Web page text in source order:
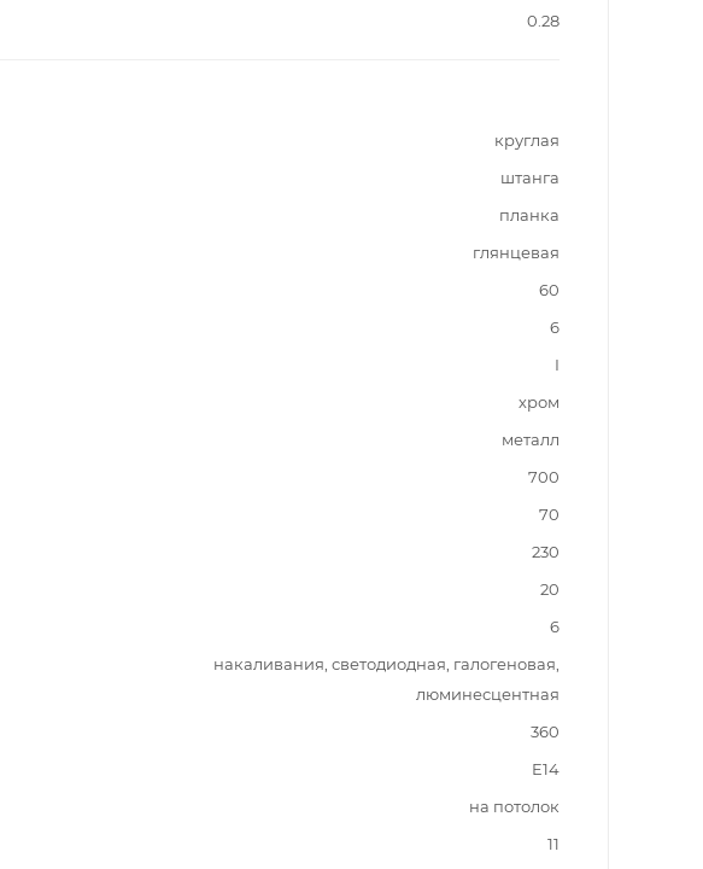
0.28
круглая
штанга
планка
глянцевая
60
6
I
хром
металл
700
70
230
20
6
накаливания, светодиодная, галогеновая,
люминесцентная
360
E14
на потолок
11